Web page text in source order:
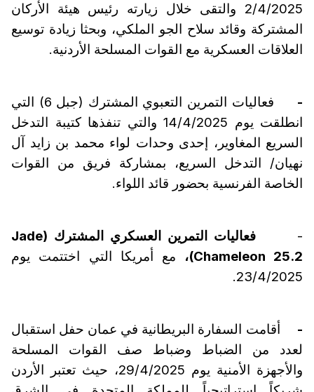
2/4/2025 والتقى خلال زيارته رئيس هيئة الأركان
المشتركة وقائد سلاح الجو الملكي، وبحثا زيادة توسيع
العلاقات العسكرية مع القوات المسلحة الأردنية.
-
فعاليات التمرين التعبوي المشترك (جبل 6) التي
انطلقت يوم 14/4/2025 والتي تنفذها كتيبة التدخل
السريع المغاوير، إحدى وحدات لواء محمد بن زايد آل
نهيان/ التدخل السريع، بمشاركة فريق من القوات
الخاصة الفرنسية بحضور قائد اللواء.
- فعاليات التمرين العسكري المشترك (Jade
Chameleon 25.2) ،
مع أمريكا التي اختتمت يوم
23/4/2025.
-
أقامت السفارة البريطانية في عمان حفل استقبال
لعدد من الضباط وضباط صف القوات المسلحة
والأجهزة الأمنية يوم 29/4/2025، حيث تعتبر الأردن